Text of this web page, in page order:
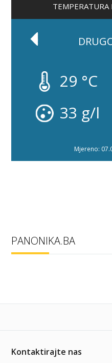
29 °C
33 g/l
Mjereno:
PANONIKA.BA
Kontaktirajte nas